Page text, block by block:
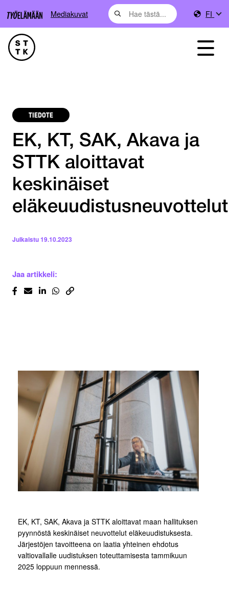
Mediakuvat FI
TIEDOTE
EK, KT, SAK, Akava ja
STTK aloittavat
keskinäiset
eläkeuudistusneuvottelut
Julkaistu19.10.2023
Jaa artikkeli:
EK, KT, SAK, Akava ja STTK aloittavat maan hallituksen
pyynnöstä keskinäiset neuvottelut eläkeuudistuksesta.
Järjestöjen tavoitteena on laatia yhteinen ehdotus
valtiovallalle uudistuksen toteuttamisesta tammikuun
2025 loppuun mennessä.